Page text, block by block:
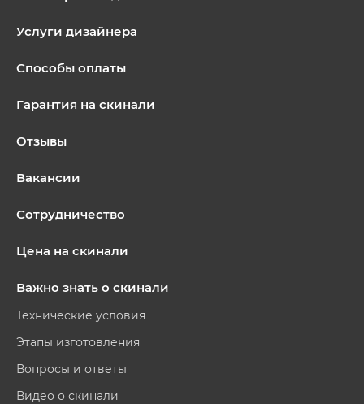
Услуги дизайнера
Способы оплаты
Гарантия на скинали
Отзывы
Вакансии
Сотрудничество
Цена на скинали
Важно знать о скинали
Технические условия
Этапы изготовления
Вопросы и ответы
Видео о скинали